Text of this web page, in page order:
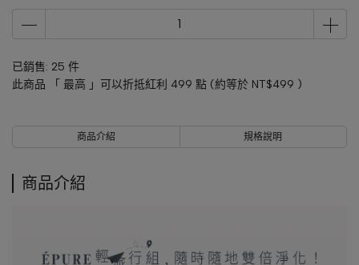
已銷售: 25 件
此商品 「 最高 」可以折抵紅利 499 點 (約等於 NT$499 )
商品介紹 規格說明
商品介紹